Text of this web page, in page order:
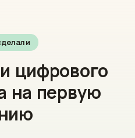
цифрового
на первую